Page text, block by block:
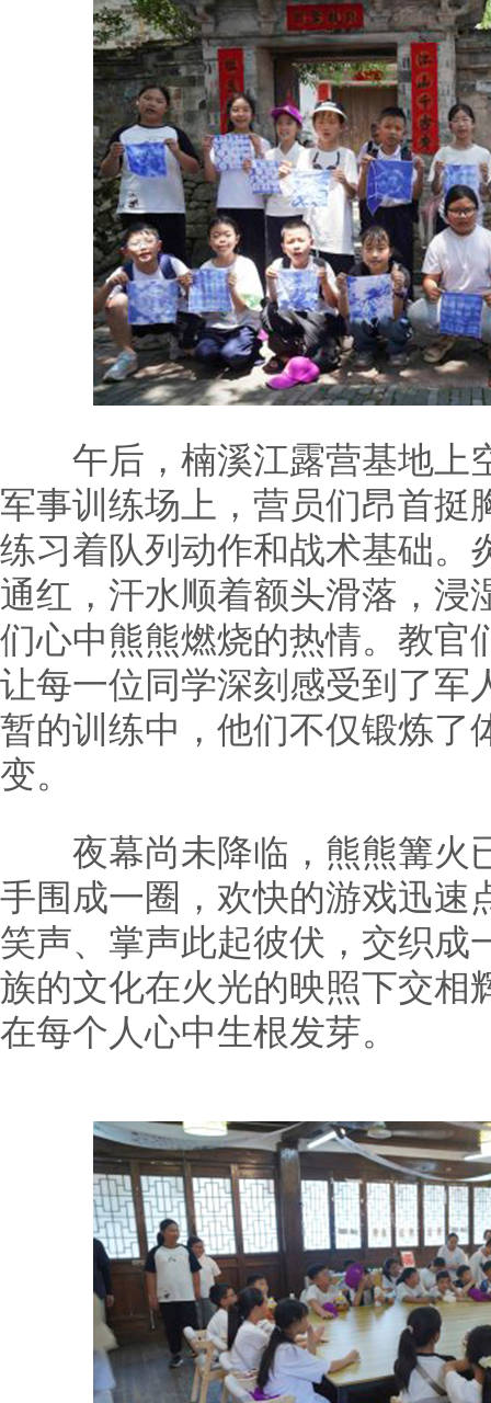
午后，楠溪江露营基地上
军事训练场上，营员们昂首挺
练习着队列动作和战术基础。
通红，汗水顺着额头滑落，浸
们心中熊熊燃烧的热情。教官
让每一位同学深刻感受到了军
暂的训练中，他们不仅锻炼了
变。
夜幕尚未降临，熊熊篝火
手围成一圈，欢快的游戏迅速
笑声、掌声此起彼伏，交织成
族的文化在火光的映照下交相
在每个人心中生根发芽。